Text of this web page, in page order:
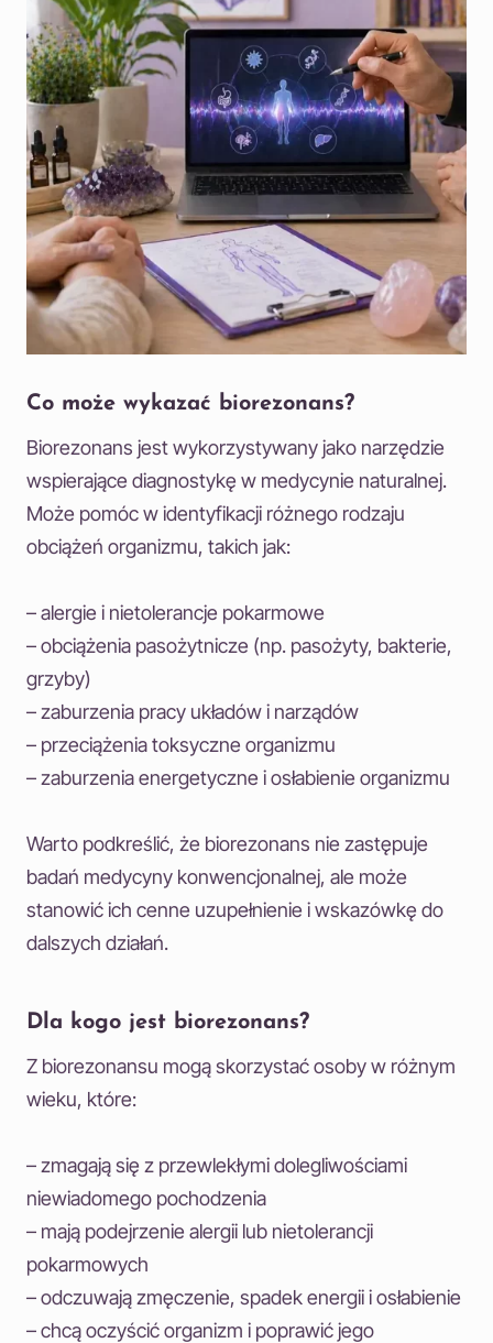
Co może wykazać biorezonans?
Biorezonans jest wykorzystywany jako narzędzie
wspierające diagnostykę w medycynie naturalnej.
Może pomóc w identyfikacji różnego rodzaju
obciążeń organizmu, takich jak:
– alergie i nietolerancje pokarmowe
– obciążenia pasożytnicze (np. pasożyty, bakterie,
grzyby)
– zaburzenia pracy układów i narządów
– przeciążenia toksyczne organizmu
– zaburzenia energetyczne i osłabienie organizmu
Warto podkreślić, że biorezonans nie zastępuje
badań medycyny konwencjonalnej, ale może
stanowić ich cenne uzupełnienie i wskazówkę do
dalszych działań.
Dla kogo jest biorezonans?
Z biorezonansu mogą skorzystać osoby w różnym
wieku, które:
– zmagają się z przewlekłymi dolegliwościami
niewiadomego pochodzenia
– mają podejrzenie alergii lub nietolerancji
pokarmowych
– odczuwają zmęczenie, spadek energii i osłabienie
– chcą oczyścić organizm i poprawić jego